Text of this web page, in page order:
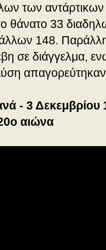
των
θάνατο 33
148.
σε διάγγελμα,
- 3
αιώνα